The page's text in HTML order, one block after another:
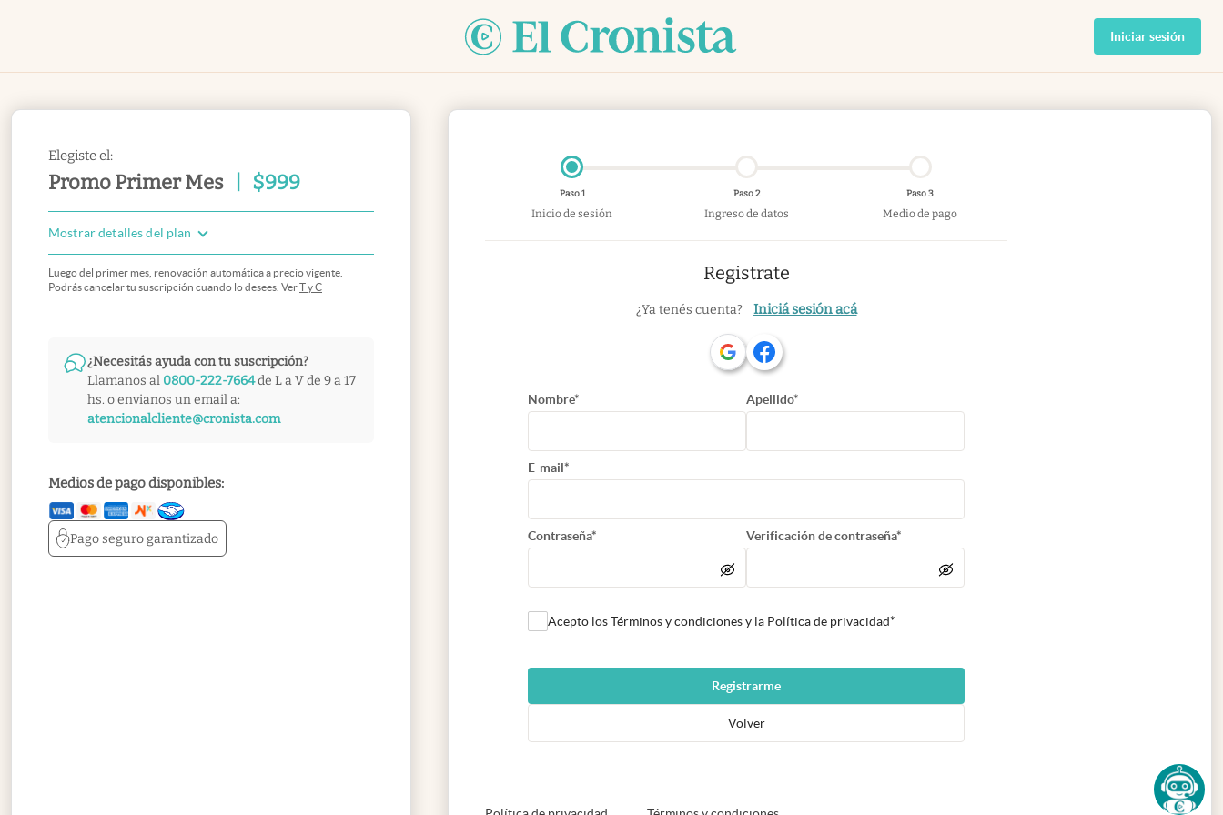
Iniciar sesión
Elegiste el:
Promo Primer Mes $999
Mostrar detalles del plan
Luego del primer mes, renovación automática a precio vigente.
Podrás cancelar tu suscripción cuando lo desees. VerT y C
¿Necesitás ayuda con tu suscripción?
Llamanos al 0800-222-7664de L a V de 9 a 17
hs. o envianos un email a:
atencionalcliente@cronista.com
Medios de pago disponibles:
Pago segurogarantizado
Paso 1
Inicio de sesión
Paso 2
Ingreso de datos
Paso 3
Medio de pago
Registrate
¿Ya tenés cuenta? Iniciá sesión acá
Nombre* Apellido*
E-mail*
Contraseña* Verificación de contraseña*
Acepto los Términos y condiciones y la Política de privacidad*
Registrarme
Volver